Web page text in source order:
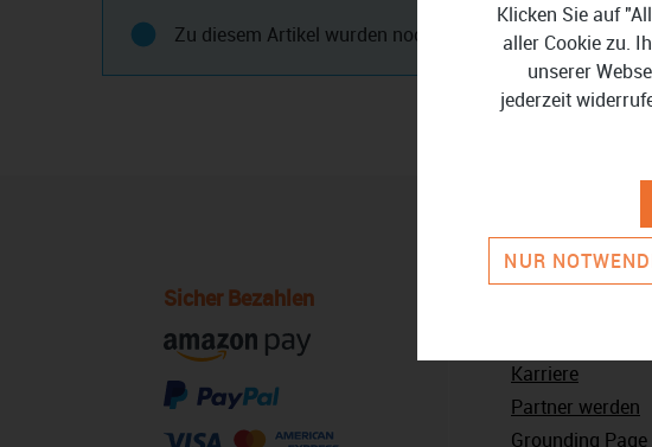
Zu diesem Artikel wurden noch keine Fragen gestellt.
Sicher Bezahlen
Karriere
Partner werden
Grounding Page
Klicken Sie auf
aller Cookie zu.
unserer
jederzeit
NUR